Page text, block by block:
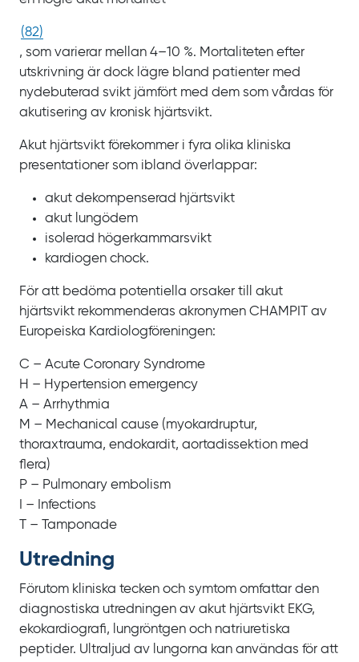
(82)
, som varierar mellan 4‍–‍10 %. Mortaliteten efter
utskrivning är dock lägre bland patienter med
nydebuterad svikt jämfört med dem som vårdas för
akutisering av kronisk hjärtsvikt.
Akut hjärtsvikt förekommer i fyra olika kliniska
presentationer som ibland överlappar:
akut dekompenserad hjärtsvikt
akut lungödem
isolerad högerkammarsvikt
kardiogen chock.
För att bedöma potentiella orsaker till akut
hjärtsvikt rekommenderas akronymen CHAMPIT av
Europeiska Kardiologföreningen:
C – Acute Coronary Syndrome
H – Hypertension emergency
A – Arrhythmia
M – Mechanical cause (myokardruptur,
thoraxtrauma, endokardit, aortadissektion med
flera)
P – Pulmonary embolism
I – Infections
T – Tamponade
Utredning
Förutom kliniska tecken och symtom omfattar den
diagnostiska utredningen av akut hjärtsvikt EKG,
ekokardiografi, lungröntgen och natriuretiska
peptider. Ultraljud av lungorna kan användas för att